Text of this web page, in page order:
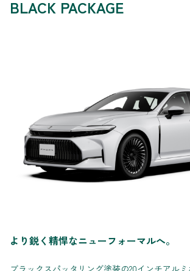
BLACK PACKAGE
より鋭く精悍なニューフォーマルへ。